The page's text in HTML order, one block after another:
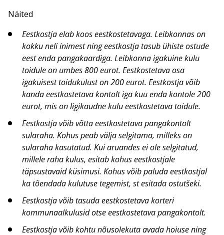
Näited
Eestkostja elab koos eestkostetavaga. Leibkonnas on
kokku neli inimest ning eestkostja tasub ühiste ostude
eest enda pangakaardiga. Leibkonna igakuine kulu
toidule on umbes 800 eurot. Eestkostetava osa
igakuisest toidukulust on 200 eurot. Eestkostja võib
kanda eestkostetava kontolt iga kuu enda kontole 200
eurot, mis on ligikaudne kulu eestkostetava toidule.
Eestkostja võib võtta eestkostetava pangakontolt
sularaha. Kohus peab välja selgitama, milleks on
sularaha kasutatud. Kui aruandes ei ole selgitatud,
millele raha kulus, esitab kohus eestkostjale
täpsustavaid küsimusi. Kohus võib paluda eestkostjal
ka tõendada kulutuse tegemist, st esitada ostutšeki.
Eestkostja võib tasuda eestkostetava korteri
kommunaalkulusid otse eestkostetava pangakontolt.
Eestkostja võib kohtu nõusolekuta avada hoiuse ning